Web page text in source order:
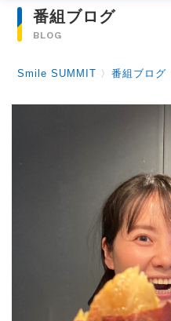
番組ブログ
BLOG
Smile SUMMIT 〉番組ブログ